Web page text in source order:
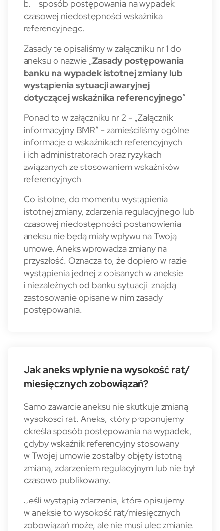
b. sposób postępowania na wypadek
czasowej niedostępności wskaźnika
referencyjnego.
Zasady te opisaliśmy w załączniku nr 1 do
aneksu o nazwie „Zasady postępowania
banku na wypadek istotnej zmiany lub
wystąpienia sytuacji awaryjnej
dotyczącej wskaźnika referencyjnego”
Ponad to w załączniku nr 2 - „Załącznik
informacyjny BMR” - zamieściliśmy ogólne
informacje o wskaźnikach referencyjnych
i ich administratorach oraz ryzykach
związanych ze stosowaniem wskaźników
referencyjnych.
Co istotne, do momentu wystąpienia
istotnej zmiany, zdarzenia regulacyjnego lub
czasowej niedostępności postanowienia
aneksu nie będą miały wpływu na Twoją
umowę. Aneks wprowadza zmiany na
przyszłość. Oznacza to, że dopiero w razie
wystąpienia jednej z opisanych w aneksie
i niezależnych od banku sytuacji znajdą
zastosowanie opisane w nim zasady
postępowania.
Jak aneks wpłynie na wysokość rat/
miesięcznych zobowiązań?
Samo zawarcie aneksu nie skutkuje zmianą
wysokości rat. Aneks, który proponujemy
określa sposób postępowania na wypadek,
gdyby wskaźnik referencyjny stosowany
w Twojej umowie zostałby objęty istotną
zmianą, zdarzeniem regulacyjnym lub nie był
czasowo publikowany.
Jeśli wystąpią zdarzenia, które opisujemy
w aneksie to wysokość rat/miesięcznych
zobowiązań może, ale nie musi ulec zmianie.